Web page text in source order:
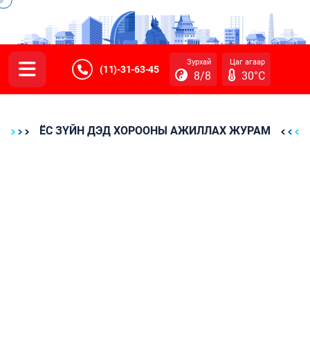
(11)-31-63-45
Зурхай
8/8
Цаг агаар
30°C
ЁС ЗҮЙН ДЭД ХОРООНЫ АЖИЛЛАХ ЖУРАМ